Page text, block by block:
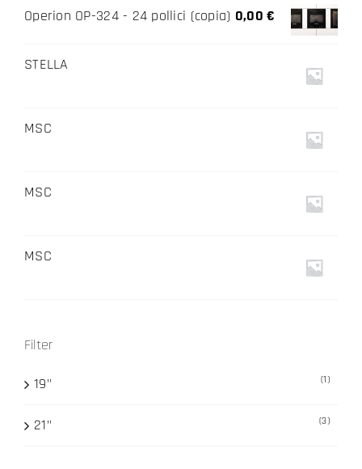
Operion OP-324 - 24 pollici (copia) 0,00€
STELLA
MSC
MSC
MSC
Filter
19" (1)
21" (3)